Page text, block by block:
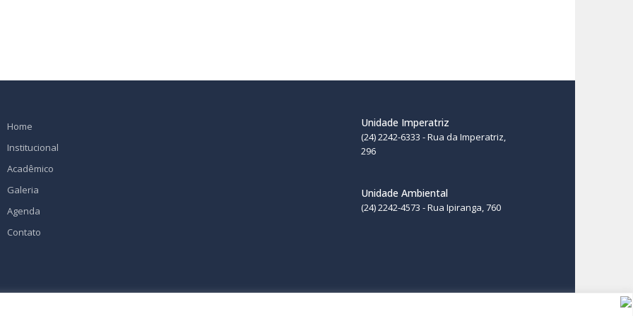
Home
Institucional
Acadêmico
Galeria
Agenda
Contato
Unidade Imperatriz
(24) 2242-6333 - Rua da Imperatriz,
296
Unidade Ambiental
(24) 2242-4573 - Rua Ipiranga, 760